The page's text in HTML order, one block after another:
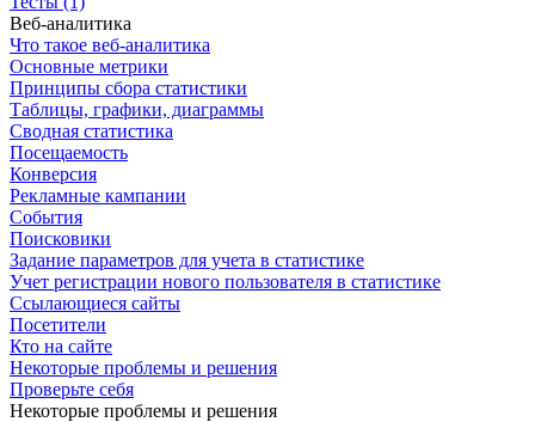
Веб-аналитика
Что такое веб-аналитика
Основные метрики
Принципы сбора статистики
Таблицы, графики, диаграммы
Сводная статистика
Посещаемость
Конверсия
Рекламные кампании
События
Поисковики
Задание параметров для учета в статистике
Учет регистрации нового пользователя в статистике
Ссылающиеся сайты
Посетители
Кто на сайте
Некоторые проблемы и решения
Проверьте себя
Некоторые проблемы и решения